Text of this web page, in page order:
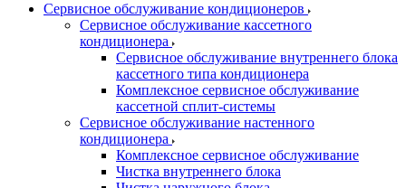
Сервисное обслуживание кондиционеров
Сервисное обслуживание кассетного
кондиционера
Сервисное обслуживание внутреннего блока
кассетного типа кондиционера
Комплексное сервисное обслуживание
кассетной сплит-системы
Сервисное обслуживание настенного
кондиционера
Комплексное сервисное обслуживание
Чистка внутреннего блока